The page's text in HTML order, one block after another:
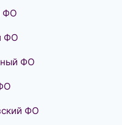
ФО
ФО
ФО
ФО